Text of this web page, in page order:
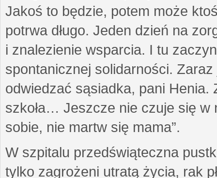
Jakoś to będzie, potem może
potrwa długo. Jeden dzień na
i znalezienie wsparcia. I tu
spontanicznej solidarności.
odwiedzać sąsiadka, pani
szkoła… Jeszcze nie czuje się w
sobie, nie martw się mama”.
W szpitalu przedświąteczna
tylko zagrożeni utratą życia, rak